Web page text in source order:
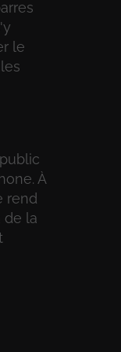
le
À
rend
de la